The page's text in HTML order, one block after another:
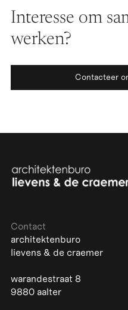
Interesse om
werken?
Contacteer
Contact
architektenburo
lievens & de craemer
warandestraat 8
9880 aalter